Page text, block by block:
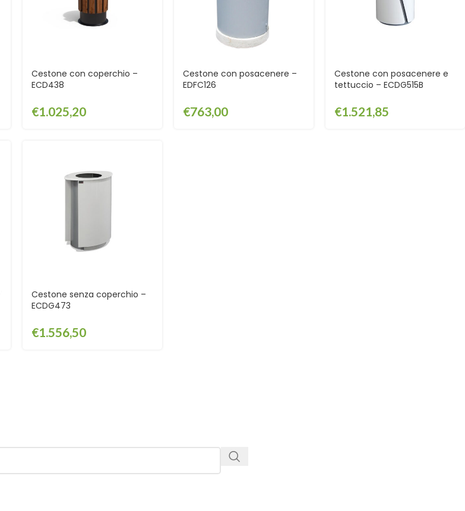
Cestone con coperchio –
ECD438
€1.025,20
Cestone con posacenere –
EDFC126
€763,00
Cestone con posacenere e
tettuccio – ECDG515B
€1.521,85
Cestone senza coperchio –
ECDG473
€1.556,50